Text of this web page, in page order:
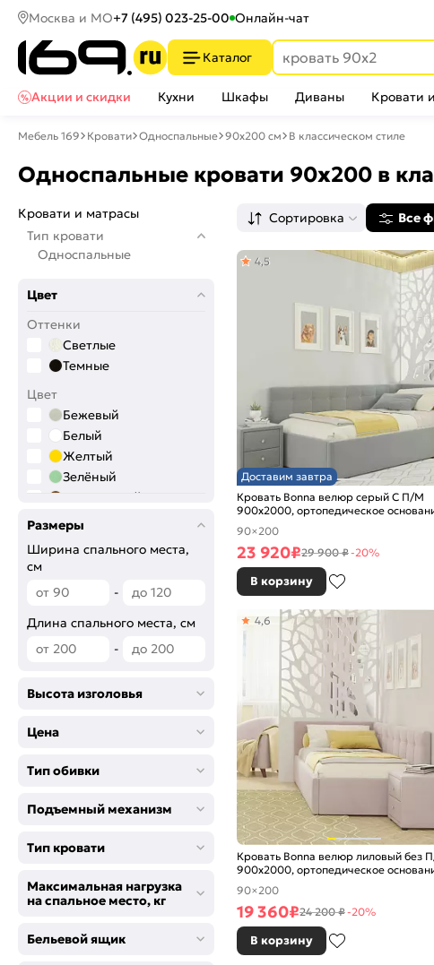
Москва и МО+7 (495) 023-25-00 Онлайн-чат
Каталог
Акции и скидки
Кухни Шкафы Диваны Кровати
Мебель 169 Кровати Односпальные 90х200 см В классическом стиле
Односпальные кровати 90х200 в
Кровати и матрасы
Тип кровати
Односпальные
Цвет
Оттенки
Светлые
Темные
Цвет
Бежевый
Белый
Желтый
Зелёный
Коричневый
Сиреневый
Размеры
Ширина спального места,
см
-
Длина спального места, см
-
Высота изголовья
Цена
Тип обивки
Подъемный механизм
Тип кровати
Максимальная нагрузка
на спальное место, кг
Бельевой ящик
Сортировка Все
Доставим завтра
Кровать Bonna велюр серый С П/М
900x2000, ортопедическое
4,5
90×200
23 920₽29 900 ₽-20%
В корзину
Кровать Bonna велюр лиловый без
900x2000, ортопедическое
4,6
90×200
19 360₽24 200 ₽-20%
В корзину